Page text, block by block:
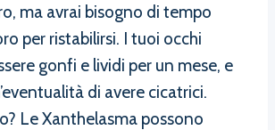
ma avrai bisogno di tempo
per ristabilirsi. I tuoi occhi
gonfi e lividi per un mese, e
di avere cicatrici.
Le Xanthelasma possono